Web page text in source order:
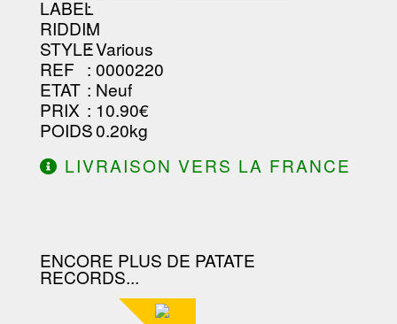
LABEL
:
RIDDIM
:
STYLE: Various
REF : 0000220
ETAT : Neuf
PRIX : 10.90€
POIDS: 0.20kg
LIVRAISON VERS LA FRANCE
ENCORE PLUS DE PATATE
RECORDS...